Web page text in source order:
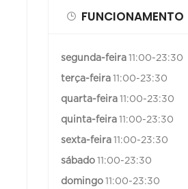
FUNCIONAMENTO
segunda-feira 11:00-23:30
terça-feira 11:00-23:30
quarta-feira 11:00-23:30
quinta-feira 11:00-23:30
sexta-feira 11:00-23:30
sábado 11:00-23:30
domingo 11:00-23:30